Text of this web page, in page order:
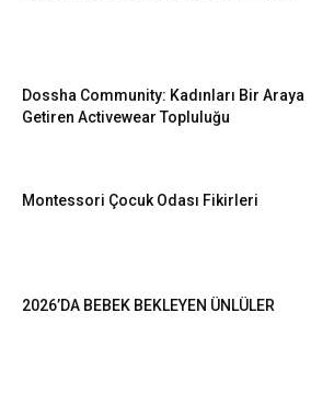
Dossha Community: Kadınları Bir Araya
Getiren Activewear Topluluğu
Montessori Çocuk Odası Fikirleri
2026’DA BEBEK BEKLEYEN ÜNLÜLER